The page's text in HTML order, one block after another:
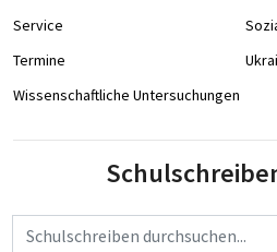
Service
Termine
Wissenschaftliche Untersuchungen
Suchbegriff